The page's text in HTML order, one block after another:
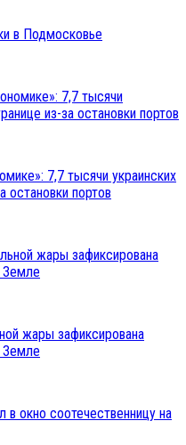
в Подмосковье
7,7 тысячи украинских
остановки портов
жары зафиксирована
Земле